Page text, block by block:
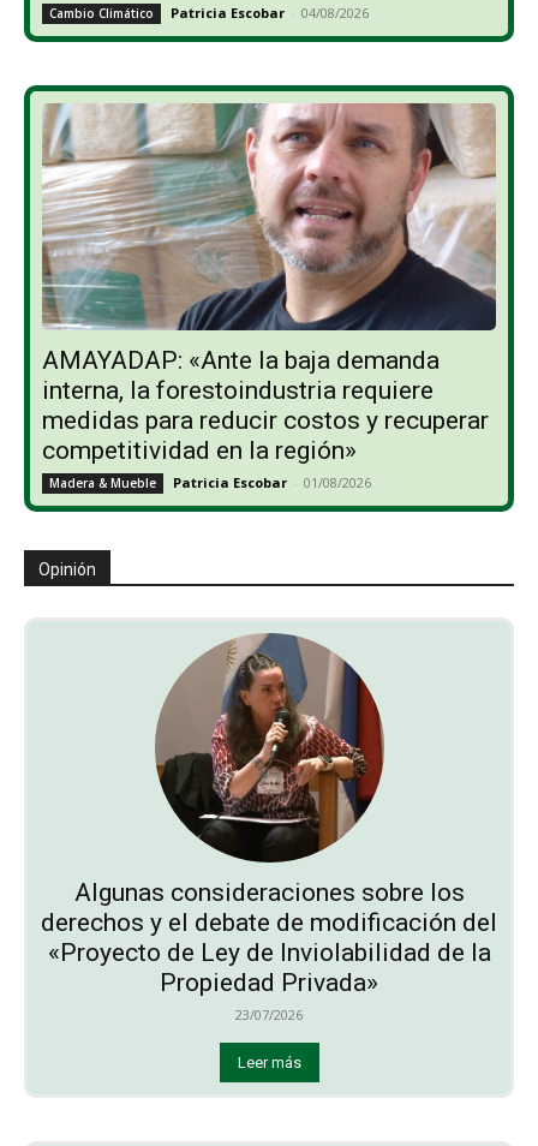
Cambio Climático Patricia Escobar - 04/08/2026
AMAYADAP: «Ante la baja demanda
interna, la forestoindustria requiere
medidas para reducir costos y recuperar
competitividad en la región»
Madera & Mueble Patricia Escobar - 01/08/2026
Opinión
Algunas consideraciones sobre los
derechos y el debate de modificación del
«Proyecto de Ley de Inviolabilidad de la
Propiedad Privada»
23/07/2026
Leer más